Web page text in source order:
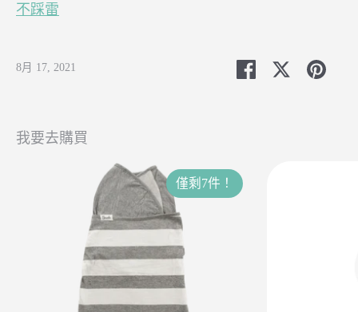
不踩雷
8月 17, 2021
分
我要去購買
僅剩7件！